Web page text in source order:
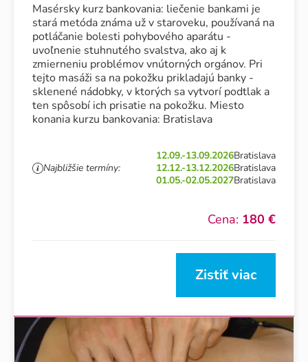
Masérsky kurz bankovania: liečenie bankami je
stará metóda známa už v staroveku, používaná na
potláčanie bolesti pohybového aparátu -
uvoľnenie stuhnutého svalstva, ako aj k
zmierneniu problémov vnútorných orgánov. Pri
tejto masáži sa na pokožku prikladajú banky -
sklenené nádobky, v ktorých sa vytvorí podtlak a
ten spôsobí ich prisatie na pokožku. Miesto
konania kurzu bankovania: Bratislava
Najbližšie termíny:
12.09.-13.09.2026Bratislava
12.12.-13.12.2026Bratislava
01.05.-02.05.2027Bratislava
Cena: 180 €
Zistiť viac